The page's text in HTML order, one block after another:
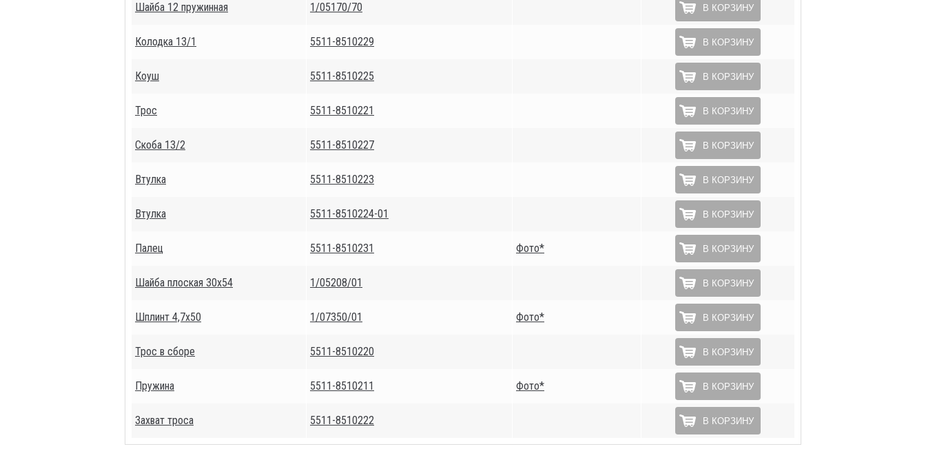
Шайба 12 пружинная 1/05170/70 В КОРЗИНУ
Колодка 13/1 5511-8510229 В КОРЗИНУ
Коуш 5511-8510225 В КОРЗИНУ
Трос 5511-8510221 В КОРЗИНУ
Скоба 13/2 5511-8510227 В КОРЗИНУ
Втулка 5511-8510223 В КОРЗИНУ
Втулка 5511-8510224-01 В КОРЗИНУ
Палец 5511-8510231 Фото* В КОРЗИНУ
Шайба плоская 30х54 1/05208/01 В КОРЗИНУ
Шплинт 4,7х50 1/07350/01 Фото* В КОРЗИНУ
Трос в сборе 5511-8510220 В КОРЗИНУ
Пружина 5511-8510211 Фото* В КОРЗИНУ
Захват троса 5511-8510222 В КОРЗИНУ